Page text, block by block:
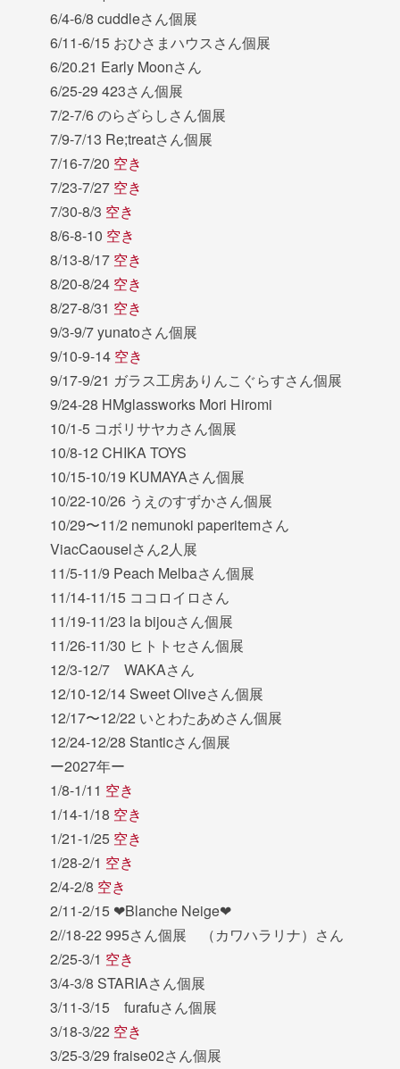
6/4-6/8 cuddleさん個展
6/11-6/15 おひさまハウスさん個展
6/20.21 Early Moonさん
6/25-29 423さん個展
7/2-7/6 のらざらしさん個展
7/9-7/13 Re;treatさん個展
7/16-7/20 空き
7/23-7/27 空き
7/30-8/3 空き
8/6-8-10 空き
8/13-8/17 空き
8/20-8/24 空き
8/27-8/31 空き
9/3-9/7 yunatoさん個展
9/10-9-14 空き
9/17-9/21 ガラス工房ありんこぐらすさん個展
9/24-28 HMglassworks Mori Hiromi
10/1-5 コボリサヤカさん個展
10/8-12 CHIKA TOYS
10/15-10/19 KUMAYAさん個展
10/22-10/26 うえのすずかさん個展
10/29〜11/2 nemunoki paperitemさん
ViacCaouselさん2人展
11/5-11/9 Peach Melbaさん個展
11/14-11/15 ココロイロさん
11/19-11/23 la bijouさん個展
11/26-11/30 ヒトトセさん個展
12/3-12/7 WAKAさん
12/10-12/14 Sweet Oliveさん個展
12/17〜12/22 いとわたあめさん個展
12/24-12/28 Stanticさん個展
ー2027年ー
1/8-1/11 空き
1/14-1/18 空き
1/21-1/25 空き
1/28-2/1 空き
2/4-2/8 空き
2/11-2/15 ❤︎Blanche Neige❤︎
2//18-22 995さん個展 （カワハラリナ）さん
2/25-3/1 空き
3/4-3/8 STARIAさん個展
3/11-3/15 furafuさん個展
3/18-3/22 空き
3/25-3/29 fraise02さん個展